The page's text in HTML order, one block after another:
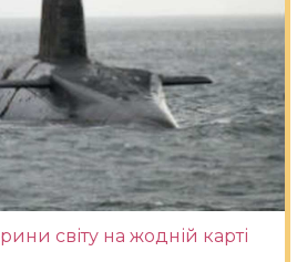
світу на жодній карті